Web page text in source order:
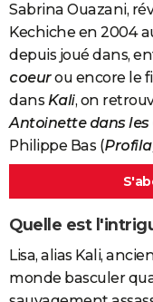
Sabrina Ouazani,
Kechiche en 2004
depuis joué dans,
coeurou encore le
dansKali, on
Antoinette dans les
Philippe Bas (
Quelle est
Lisa, alias Kali,
monde basculer